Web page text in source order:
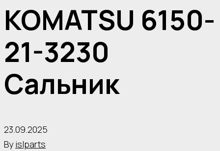
KOMATSU 6150-
21-3230
Сальник
23.09.2025
By islparts